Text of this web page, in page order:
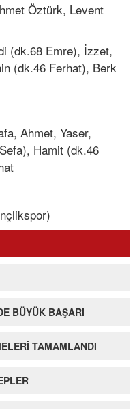
Öztürk, Levent
(dk.68 Emre), İzzet,
(dk.46 Ferhat), Berk
Ahmet, Yaser,
Hamit (dk.46
BÜYÜK BAŞARI
TAMAMLANDI